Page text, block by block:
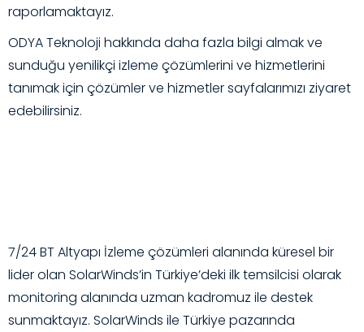
raporlamaktayız.
ODYA Teknoloji hakkında daha fazla bilgi almak ve
sunduğu yenilikçi izleme çözümlerini ve hizmetlerini
tanımak için çözümler ve hizmetler sayfalarımızı ziyaret
edebilirsiniz.
7/24 BT Altyapı İzleme çözümleri alanında küresel bir
lider olan SolarWinds’in Türkiye’deki ilk temsilcisi olarak
monitoring alanında uzman kadromuz ile destek
sunmaktayız. SolarWinds ile Türkiye pazarında